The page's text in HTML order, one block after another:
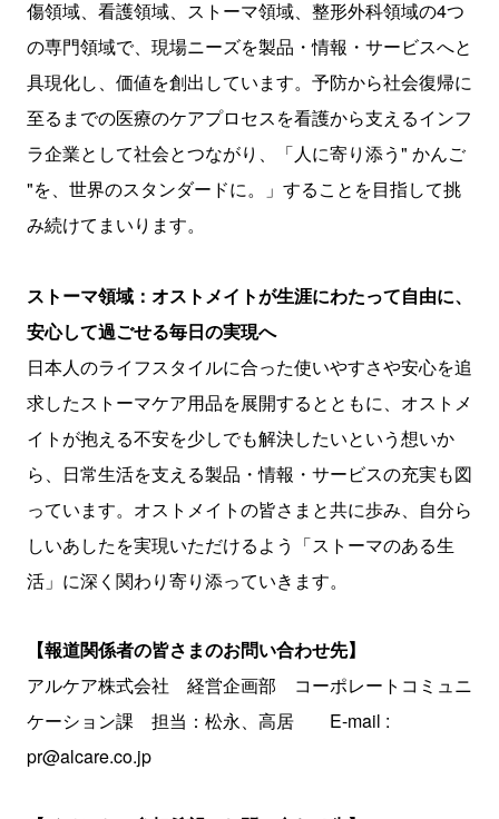
傷領域、看護領域、ストーマ領域、整形外科領域の4つ
の専門領域で、現場ニーズを製品・情報・サービスへと
具現化し、価値を創出しています。予防から社会復帰に
至るまでの医療のケアプロセスを看護から支えるインフ
ラ企業として社会とつながり、「人に寄り添う" かんご
"を、世界のスタンダードに。」することを目指して挑
み続けてまいります。
ストーマ領域：オストメイトが生涯にわたって自由に、
安心して過ごせる毎日の実現へ
日本人のライフスタイルに合った使いやすさや安心を追
求したストーマケア用品を展開するとともに、オストメ
イトが抱える不安を少しでも解決したいという想いか
ら、日常生活を支える製品・情報・サービスの充実も図
っています。オストメイトの皆さまと共に歩み、自分ら
しいあしたを実現いただけるよう「ストーマのある生
活」に深く関わり寄り添っていきます。
【報道関係者の皆さまのお問い合わせ先】
アルケア株式会社 経営企画部 コーポレートコミュニ
ケーション課 担当：松永、高居 E-mail :
pr@alcare.co.jp